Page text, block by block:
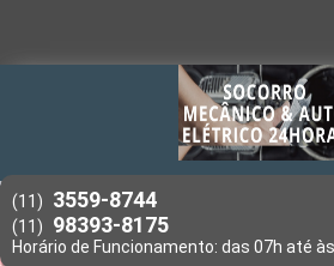
(11) 3559-8744
(11) 98393-8175